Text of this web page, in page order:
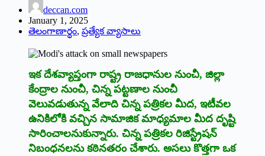
deccan.com
January 1, 2025
తెలంగాణార్థం, ప్రత్యేక వ్యాసాలు
ఇక దేశవ్యాప్తంగా రాష్ట్ర రాజధానుల నుంచీ, జిల్లా
కేంద్రాల నుంచీ, చిన్న పట్టణాల నుంచీ
వెలువడుతున్న వేలాది చిన్న పత్రికల మీద, ఇటీవల
ఉనికిలోకి వచ్చిన సామాజిక మాధ్యమాల మీద దృష్టి
సారించాలనుకున్నారు. చిన్న పత్రికల రిజిస్ట్రేషన్‌
‌నిబంధనలను కఠినతరం చేశారు. అసలు కొత్తగా ఒక